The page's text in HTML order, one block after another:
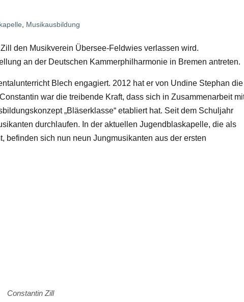
Musikausbildung
den Musikverein Übersee-Feldwies verlassen wird.
an der Deutschen Kammerphilharmonie in Bremen antreten.
Blech engagiert. 2012 hat er von Undine Stephan die
war die treibende Kraft, dass sich in Zusammenarbeit
„Bläserklasse“ etabliert hat. Seit dem Schuljahr
durchlaufen. In der aktuellen Jugendblaskapelle, die als
befinden sich nun neun Jungmusikanten aus der ersten
Constantin Zill